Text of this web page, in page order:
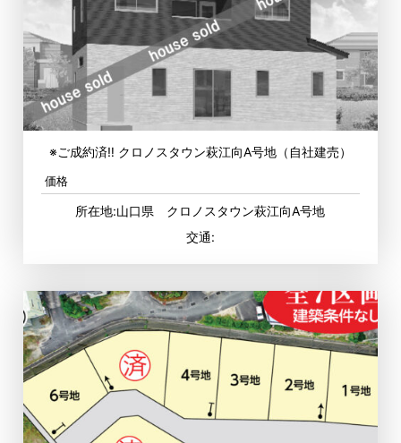
※ご成約済‼ クロノスタウン萩江向A号地（自社建売）
価格
所在地:山口県 クロノスタウン萩江向A号地
交通: